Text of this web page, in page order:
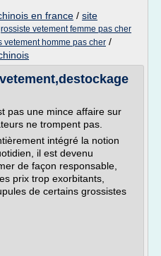
en france / site
vetement femme pas cher
vetement homme pas cher /
pas une mince affaire sur
ne trompent pas.
intégré la notion
il est devenu
de façon responsable,
prix trop exorbitants,
de certains grossistes